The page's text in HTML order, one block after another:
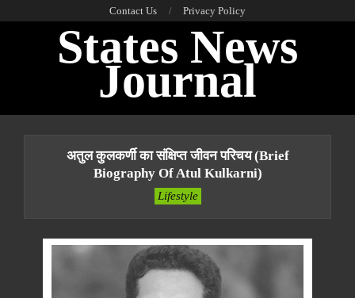
Contact Us Privacy Policy
States News
Journal
अतुल कुलकर्णी का संक्षिप्त जीवन परिचय (Brief
Biography Of Atul Kulkarni)
Lifestyle